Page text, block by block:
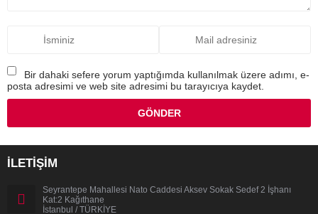
Bir dahaki sefere yorum yaptığımda kullanılmak üzere adımı, e-
posta adresimi ve web site adresimi bu tarayıcıya kaydet.
İLETİŞİM
Seyrantepe Mahallesi Nato Caddesi Aksev Sokak Sedef 2 İşhanı
Kat:2 Kağıthane
İstanbul / TÜRKİYE